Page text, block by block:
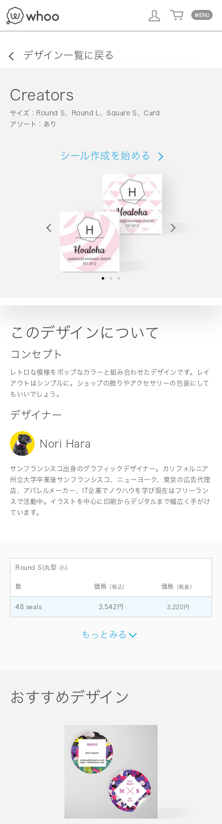
デザイン一覧に戻る
Creators
サイズ：Round S、Round L、Square S、Card
アソート：あり
シール作成を始める
このデザインについて
コンセプト
レトロな模様をポップなカラーと組み合わせたデザインです。レイ
アウトはシンプルに。ショップの飾りやアクセサリーの包装にして
もいいでしょう。
デザイナー
Nori Hara
サンフランシスコ出身のグラフィックデザイナー。カリフォルニア
州立大学卒業後サンフランシスコ、ニューヨーク、東京の広告代理
店、アパレルメーカー、IT企業でノウハウを学び現在はフリーラン
スで活動中。イラストを中心に印刷からデジタルまで幅広く手がけ
ています。
Round S(丸型 小)
数 価格 （税込） 価格 （税抜）
48 seals 3,542円 3,220円
もっとみる
おすすめデザイン